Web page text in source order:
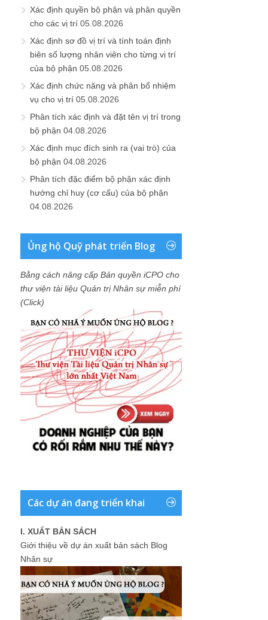
Xác định quyền bộ phận và phân quyền
cho các vị trí 05.08.2026
Xác định sơ đồ vị trí và tính toán định
biên số lượng nhân viên cho từng vị trí
của bộ phận 05.08.2026
Xác định chức năng và phân bổ nhiệm
vụ cho vị trí 05.08.2026
Phân tích xác định và đặt tên vị trí trong
bộ phận 04.08.2026
Xác định mục đích sinh ra (vai trò) của
bộ phận 04.08.2026
Phân tích đặc điểm bộ phận xác định
hướng chỉ huy (cơ cấu) của bộ phận
04.08.2026
Ủng hộ Quỹ phát triển Blog
Bằng cách nâng cấp Bản quyền iCPO cho
thư viện tài liệu Quản trị Nhân sự miễn phí
(Click)
Các dự án đang triển khai
I. XUẤT BẢN SÁCH
Giới thiệu về dự án xuất bản sách Blog
Nhân sự